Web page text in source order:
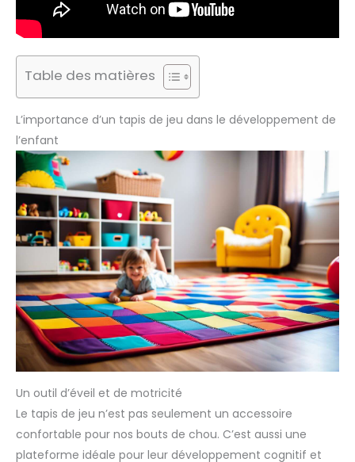
Table des matières
L’importance d’un tapis de jeu dans le développement de
l’enfant
Un outil d’éveil et de motricité
Le tapis de jeu n’est pas seulement un accessoire
confortable pour nos bouts de chou. C’est aussi une
plateforme idéale pour leur développement cognitif et